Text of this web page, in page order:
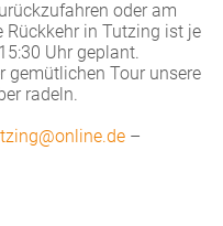
oder am
Rückkehr in Tutzing ist je
Uhr geplant.
gemütlichen Tour unsere
radeln.
–